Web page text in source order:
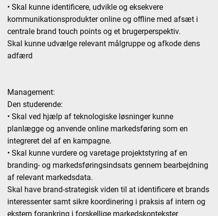
• Skal kunne identificere, udvikle og eksekvere
kommunikationsprodukter online og offline med afsæt i
centrale brand touch points og et brugerperspektiv.
Skal kunne udvælge relevant målgruppe og afkode dens
adfærd
Management:
Den studerende:
• Skal ved hjælp af teknologiske løsninger kunne
planlægge og anvende online markedsføring som en
integreret del af en kampagne.
• Skal kunne vurdere og varetage projektstyring af en
branding- og markedsføringsindsats gennem bearbejdning
af relevant markedsdata.
Skal have brand-strategisk viden til at identificere et brands
interessenter samt sikre koordinering i praksis af intern og
ekstern forankring i forskellige markedskontekster